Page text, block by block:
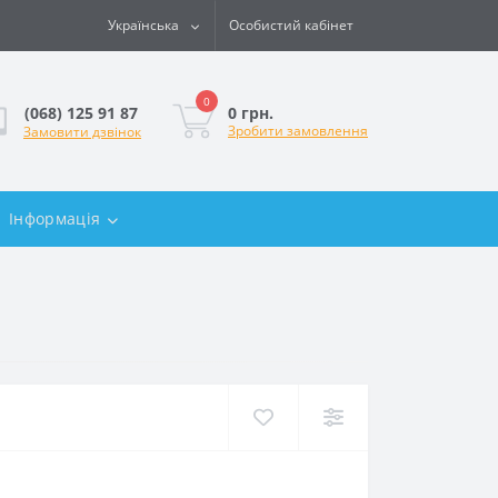
Українська Особистий кабінет
(068) 125 91 87
Замовити дзвінок
0
0 грн.
Зробити замовлення
Інформація